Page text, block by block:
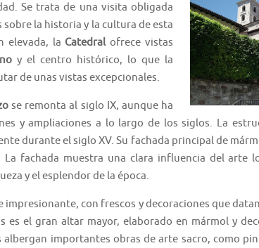
Se trata de una visita obligada
la historia y la cultura de esta
elevada, la Catedralofrece vistas
y el centro histórico, lo que la
de unas vistas excepcionales.
se remonta al siglo IX, aunque ha
y ampliaciones a lo largo de los siglos. La
durante el siglo XV. Su fachada principal de
fachada muestra una clara influencia del arte
y el esplendor de la época.
con frescos y decoraciones que
es el gran altar mayor, elaborado en mármol y
albergan importantes obras de arte sacro, como